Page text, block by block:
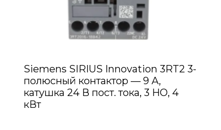
Siemens SIRIUS Innovation 3RT2 3-
полюсный контактор — 9 А,
катушка 24 В пост. тока, 3 НО, 4
кВт